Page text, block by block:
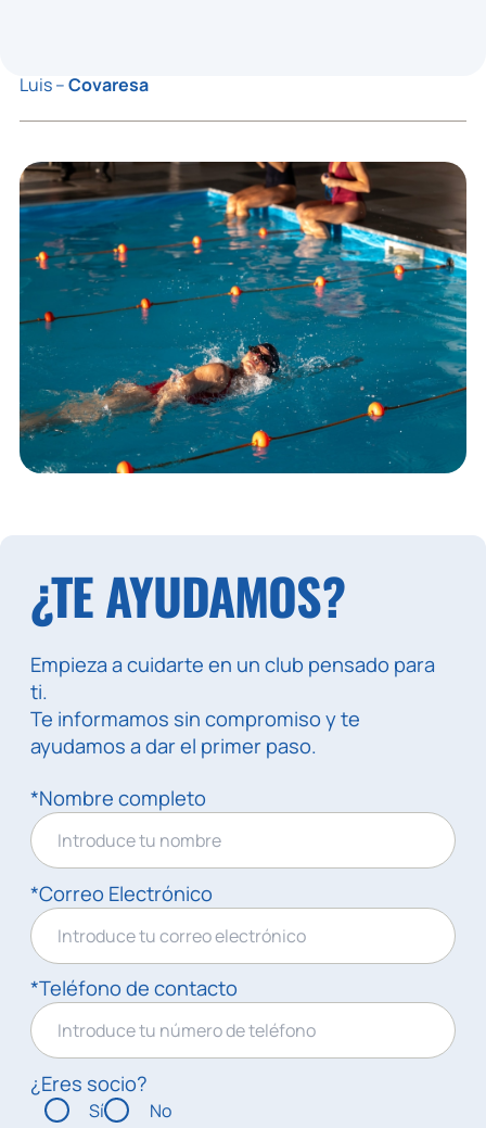
Luis –Covaresa
¿TE AYUDAMOS?
Empieza a cuidarte en un club pensado para
ti.
Te informamos sin compromiso y te
ayudamos a dar el primer paso.
*Nombre completo
*Correo Electrónico
*Teléfono de contacto
¿Eres socio?
Sí No